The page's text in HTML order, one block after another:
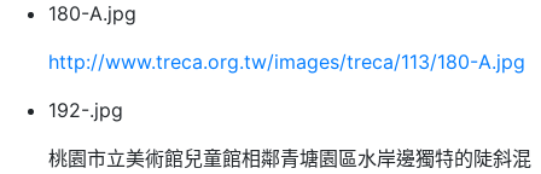
180-A.jpg
http://www.treca.org.tw/images/treca/113/180-A.jpg
192-.jpg
桃園市立美術館兒童館相鄰青塘園區水岸邊獨特的陡斜混